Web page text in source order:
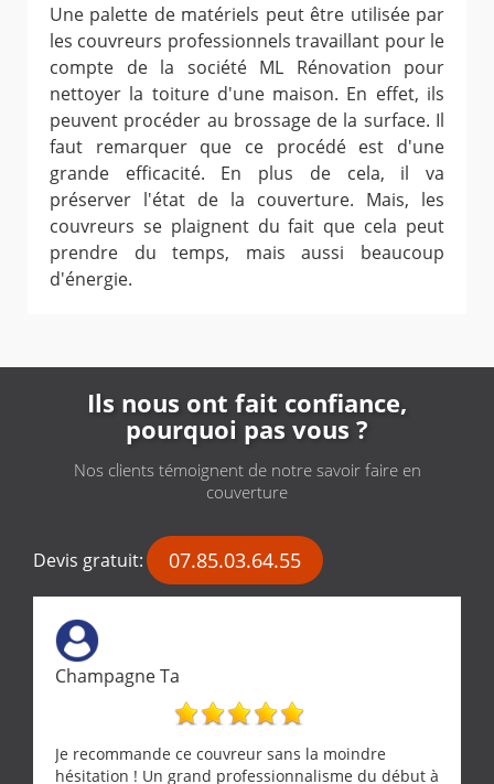
Une palette de matériels peut être utilisée par
les couvreurs professionnels travaillant pour le
compte de la société ML Rénovation pour
nettoyer la toiture d'une maison. En effet, ils
peuvent procéder au brossage de la surface. Il
faut remarquer que ce procédé est d'une
grande efficacité. En plus de cela, il va
préserver l'état de la couverture. Mais, les
couvreurs se plaignent du fait que cela peut
prendre du temps, mais aussi beaucoup
d'énergie.
Ils nous ont fait confiance,
pourquoi pas vous ?
Nos clients témoignent de notre savoir faire en
couverture
Devis gratuit: 07.85.03.64.55
Champagne Ta
Je recommande ce couvreur sans la moindre
hésitation ! Un grand professionnalisme du début à